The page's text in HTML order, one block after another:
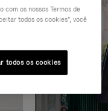
com os nossos Termos de
todos os cookies", você
todos os cookies